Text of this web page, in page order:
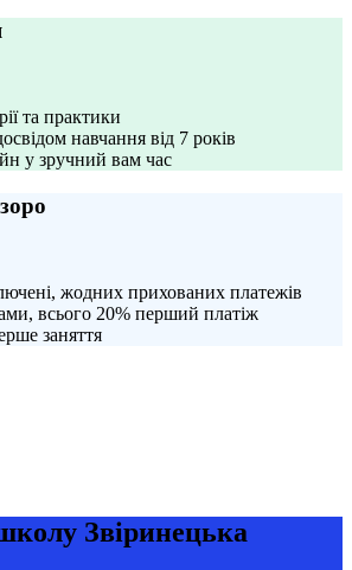
та практики
навчання від 7 років
у зручний вам час
жодних прихованих платежів
всього 20% перший платіж
заняття
Звіринецька